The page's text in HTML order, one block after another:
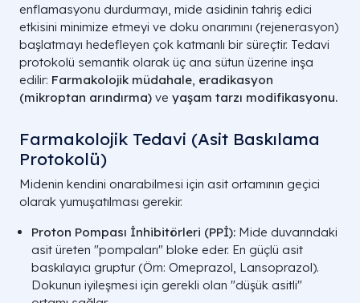
Belirti Türü Akut Gastrit (Ani)
enflamasyonu durdurmayı, mide asidinin tahriş edici
etkisini minimize etmeyi ve doku onarımını (rejenerasyon)
başlatmayı hedefleyen çok katmanlı bir süreçtir. Tedavi
protokolü semantik olarak üç ana sütun üzerine inşa
edilir: Farmakolojik müdahale eradikasyon
(mikroptan arındırma) ve yaşam tarzı modifikasyonu.
Farmakolojik Tedavi (Asit Baskılama
Protokolü)
Midenin kendini onarabilmesi için asit ortamının geçici
olarak yumuşatılması gerekir.
Proton Pompası İnhibitörleri (PPİ): Mide duvarındaki
asit üreten "pompaları" bloke eder. En güçlü asit
baskılayıcı gruptur (Örn: Omeprazol, Lansoprazol).
Dokunun iyileşmesi için gerekli olan "düşük asitli"